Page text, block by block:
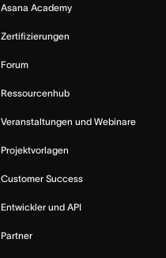
Asana Academy
Zertifizierungen
Forum
Ressourcenhub
Veranstaltungen und Webinare
Projektvorlagen
Customer Success
Entwickler und API
Partner